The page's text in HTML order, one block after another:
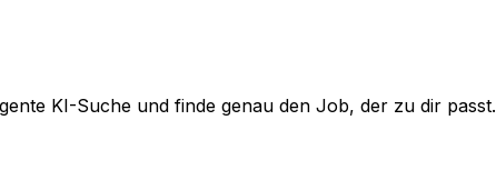
KI-Suche und finde genau den Job, der zu dir passt.